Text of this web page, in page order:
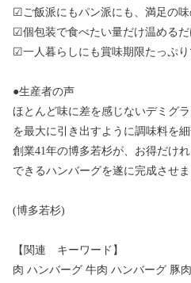
☑ご飯派にもパン派にも、満足の味
☑個包装で食べたい量だけ温めるだ
☑一人暮らしにも賞味期限たっぷり
●生産者の声
ほとんど味に差を感じないデミグ
を最大に引き出すように調味料を
創業41年の博多若杉が、お得だけ
できるハンバーグを遂に完成させま
(博多若杉)
【関連 キーワード】
肉 ハンバーグ 牛肉 ハンバーグ 豚